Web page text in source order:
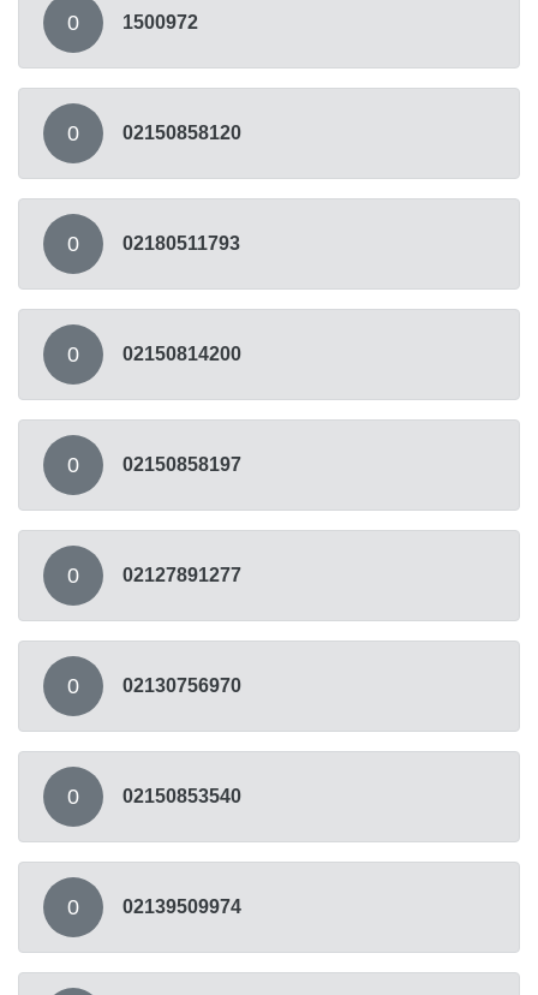
0 1500972
0 02150858120
0 02180511793
0 02150814200
0 02150858197
0 02127891277
0 02130756970
0 02150853540
0 02139509974